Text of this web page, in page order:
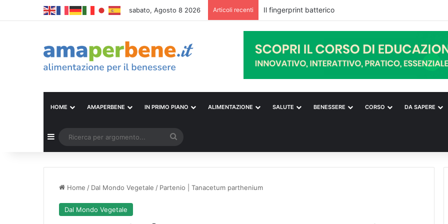
sabato, Agosto 8 2026 Articoli recenti
HOME AMAPERBENE IN PRIMO PIANO ALIMENTAZIONE SALUTE BENESSERE CORSO DA SAPERE
Barra laterale
per
Home / Dal Mondo Vegetale / Partenio | Tanacetum parthenium
Dal Mondo Vegetale